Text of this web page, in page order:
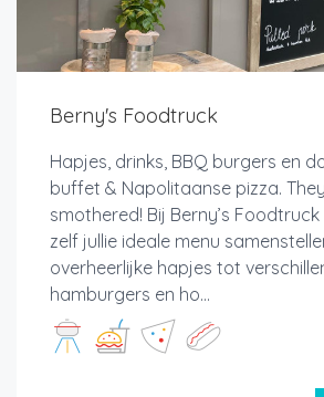
Berny's Foodtruck
Hapjes, drinks, BBQ burgers en
buffet & Napolitaanse pizza.
smothered! Bij Berny’s Foodtruck
zelf jullie ideale menu
overheerlijke hapjes tot
hamburgers en ho...